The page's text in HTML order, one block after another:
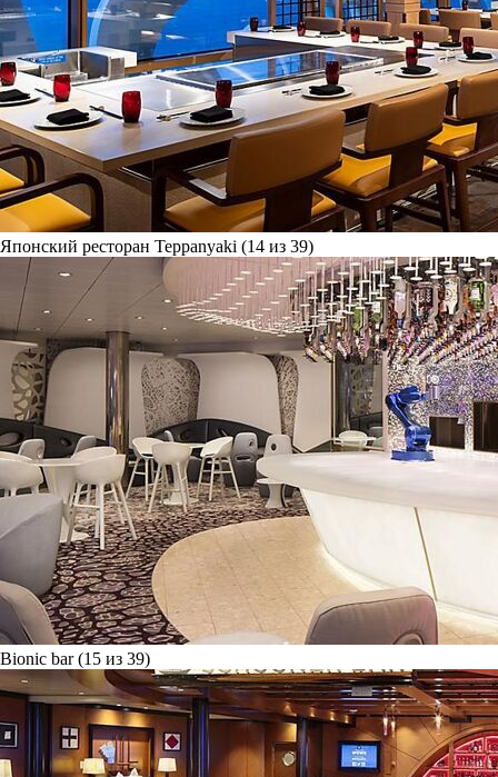
Японский ресторан Teppanyaki (14 из 39)
Bionic bar (15 из 39)